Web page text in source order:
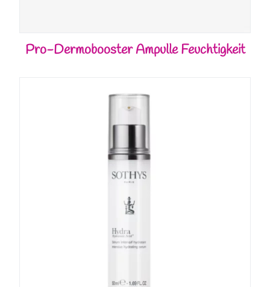
Pro-Dermobooster Ampulle Feuchtigkeit